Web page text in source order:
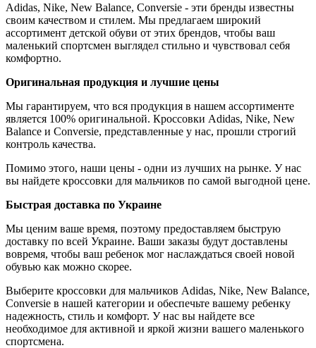
Adidas, Nike, New Balance, Conversie - эти бренды известны
своим качеством и стилем. Мы предлагаем широкий
ассортимент детской обуви от этих брендов, чтобы ваш
маленький спортсмен выглядел стильно и чувствовал себя
комфортно.
Оригинальная продукция и лучшие цены
Мы гарантируем, что вся продукция в нашем ассортименте
является 100% оригинальной. Кроссовки Adidas, Nike, New
Balance и Conversie, представленные у нас, прошли строгий
контроль качества.
Помимо этого, наши цены - одни из лучших на рынке. У нас
вы найдете кроссовки для мальчиков по самой выгодной цене.
Быстрая доставка по Украине
Мы ценим ваше время, поэтому предоставляем быструю
доставку по всей Украине. Ваши заказы будут доставлены
вовремя, чтобы ваш ребенок мог наслаждаться своей новой
обувью как можно скорее.
Выберите кроссовки для мальчиков Adidas, Nike, New Balance,
Conversie в нашей категории и обеспечьте вашему ребенку
надежность, стиль и комфорт. У нас вы найдете все
необходимое для активной и яркой жизни вашего маленького
спортсмена.